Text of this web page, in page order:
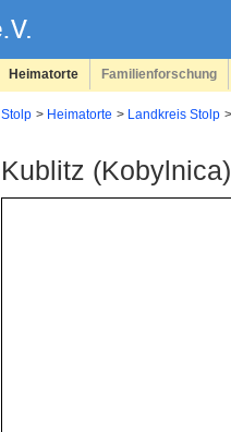
Heimatorte Familienforschung
Stolp Heimatorte Landkreis Stolp
Kublitz (Kobylnica)